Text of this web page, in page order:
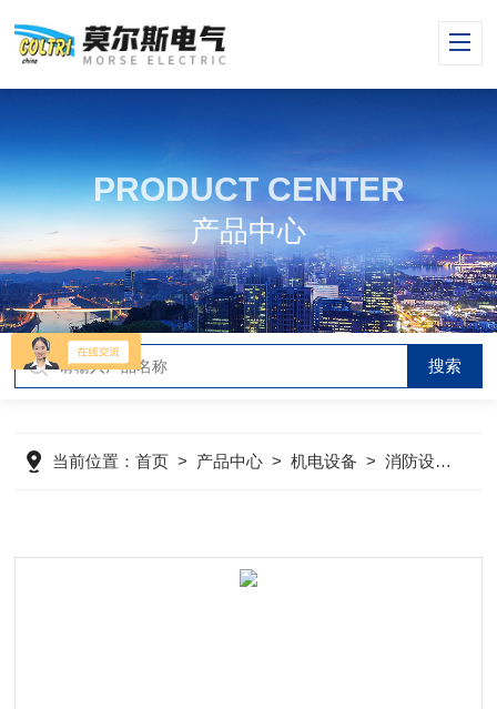
PRODUCT CENTER
产品中心
当前位置：首页 > 产品中心 >机电设备 >消防设备